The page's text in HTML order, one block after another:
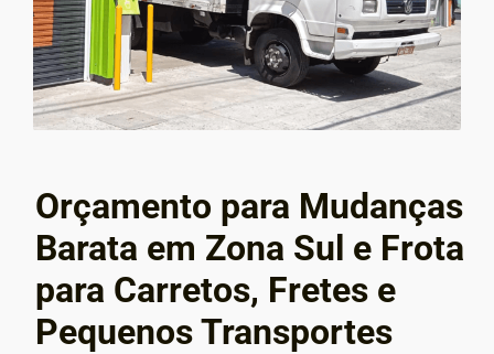
Orçamento para Mudanças
Barata em Zona Sul e Frota
para Carretos, Fretes e
Pequenos Transportes